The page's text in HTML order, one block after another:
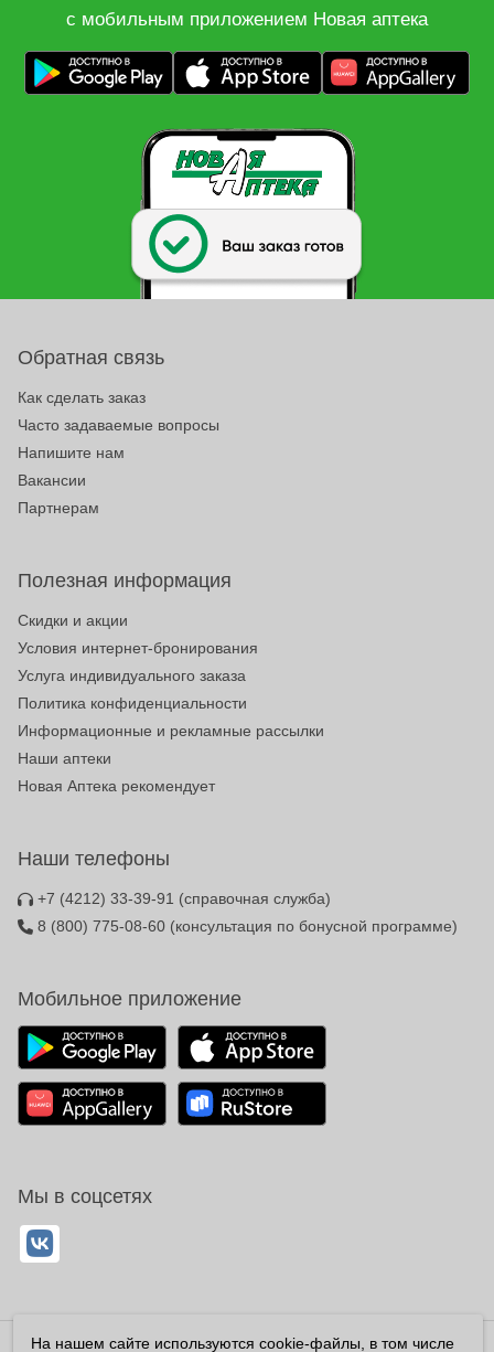
с мобильным приложением Новая аптека
Обратная связь
Как сделать заказ
Часто задаваемые вопросы
Напишите нам
Вакансии
Партнерам
Полезная информация
Скидки и акции
Условия интернет-бронирования
Услуга индивидуального заказа
Политика конфиденциальности
Информационные и рекламные рассылки
Наши аптеки
Новая Аптека рекомендует
Наши телефоны
+7 (4212) 33-39-91 (справочная служба)
8 (800) 775-08-60 (консультация по бонусной программе)
Мобильное приложение
Мы в соцсетях
На нашем сайте используются cookie-файлы, в том числе